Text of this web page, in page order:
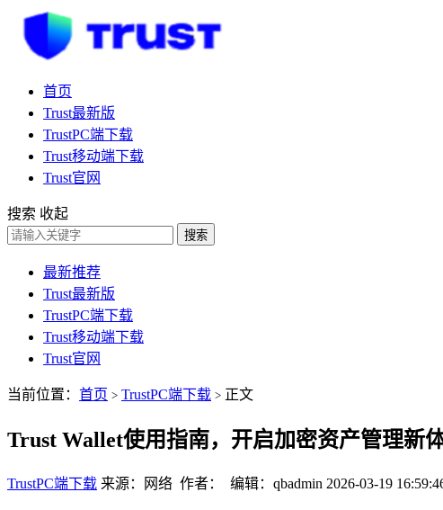
首页
Trust最新版
TrustPC端下载
Trust移动端下载
Trust官网
搜索 收起
搜索
最新推荐
Trust最新版
TrustPC端下载
Trust移动端下载
Trust官网
当前位置： 首页 > TrustPC端下载 > 正文
Trust Wallet使用指南，开启加密资产管理新
TrustPC端下载 来源：网络 作者： 编辑：qbadmin 2026-03-19